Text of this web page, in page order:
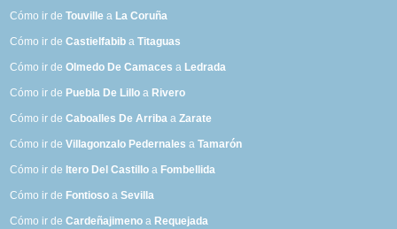
Cómo ir deTouville a La Coruña
Cómo ir deCastielfabib aTitaguas
Cómo ir deOlmedo De Camaces a Ledrada
Cómo ir de Puebla De Lillo a Rivero
Cómo ir deCaboalles De Arriba aZarate
Cómo ir deVillagonzalo Pedernales aTamarón
Cómo ir de Itero Del Castillo a Fombellida
Cómo ir de Fontioso aSevilla
Cómo ir deCardeñajimeno a Requejada